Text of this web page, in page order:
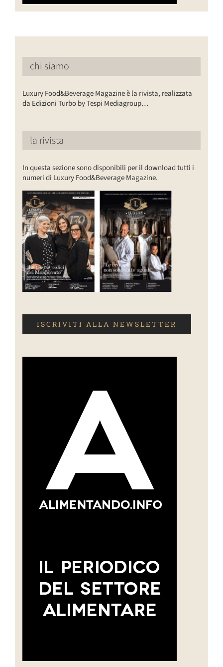
chi siamo
Luxury Food&Beverage Magazine è la rivista, realizzata
da Edizioni Turbo by Tespi Mediagroup…
la rivista
In questa sezione sono disponibili per il download tutti i
numeri di Luxury Food&Beverage Magazine.
ISCRIVITI ALLA NEWSLETTER